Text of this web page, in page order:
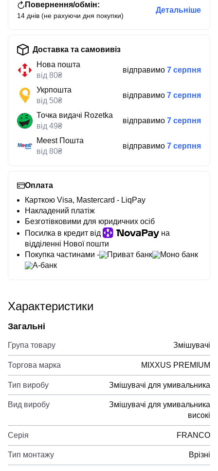
Повернення/обмін:
14 днів (не рахуючи дня покупки)
Детальніше
Доставка та самовивіз
Нова пошта
від 80₴
відправимо 7 серпня
Укрпошта
від 50₴
відправимо 7 серпня
Точка видачі Rozetka
від 49₴
відправимо 7 серпня
Meest Пошта
від 80₴
відправимо 7 серпня
Оплата
Карткою Visa, Mastercard - LiqPay
Накладений платіж
Безготівковими для юридичних осіб
Посилка в кредит від
на
відділенні Нової пошти
Покупка частинами -
Приват банк
Моно банк
А-банк
Характеристики
Загальні
Група товару Змішувачі
Торгова марка MIXXUS PREMIUM
Тип виробу Змішувачі для умивальника
Вид виробу
Змішувачі для умивальника
високі
Серія FRANCO
Тип монтажу Врізні